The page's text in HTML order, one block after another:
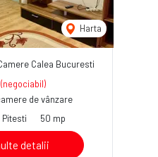
Harta
Calea Bucuresti
(negociabil)
de vânzare
50 mp
detalii